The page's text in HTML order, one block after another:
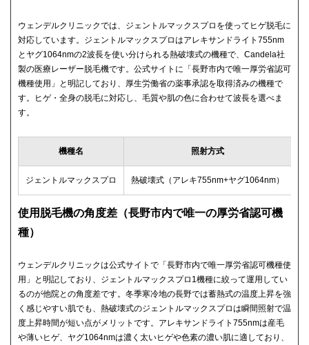
ウェンデルクリニックでは、ジェントルマックスプロを使ってヒゲ脱毛に
対応しています。ジェントルマックスプロはアレキサンドライト755nm
とヤグ1064nmの2波長を使い分けられる熱破壊式の機種で、Candela社
製の医療レーザー脱毛機です。公式サイトに「長野市内で唯一厚労省認可
機種使用」と明記しており、厚生労働省の薬事承認を取得済みの機種で
す。ヒゲ・全身の脱毛に対応し、毛質や肌の色に合わせて波長を選べま
す。
機種名 照射方式
ジェントルマックスプロ 熱破壊式（アレキ755nm+ヤグ1064nm）
使用脱毛機の角度差（長野市内で唯一の厚労省認可機
種）
ウェンデルクリニックは公式サイトで「長野市内で唯一厚労省認可機種使
用」と明記しており、ジェントルマックスプロ1機種に絞って運用してい
るのが他院との角度差です。冬季寒冷地の長野では蓄熱式の温度上昇を強
く感じやすい肌でも、熱破壊式のジェントルマックスプロは瞬間照射で温
度上昇時間が短い点がメリットです。アレキサンドライト755nmは産毛
や薄いヒゲ、ヤグ1064nmは濃く太いヒゲや色素の濃い肌に適しており、